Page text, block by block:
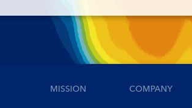
MISSION COMPANY